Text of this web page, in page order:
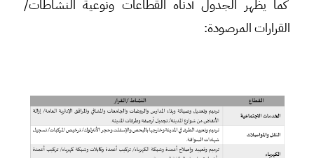
كما يظهر الجدول أدناه القطاعات ونوعية النشاطات/
القرارات المرصودة: